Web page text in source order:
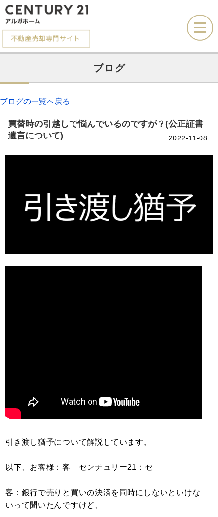
その場で売却査定
売りたい 売りたい 売りたい
ブログ
ブログの一覧へ戻る
買替時の引越しで悩んでいるのですが？(公正証書
遺言について)
2022-11-08
引き渡し猶予について解説しています。
以下、お客様：客 センチュリー21：セ
客：銀行で売りと買いの決済を同時にしないといけな
いって聞いたんですけど、